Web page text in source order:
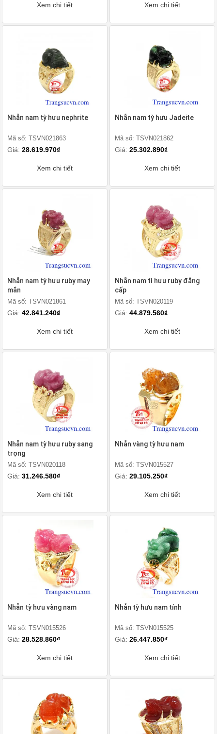
Xem chi tiết Xem chi tiết
Nhẫn nam tỳ hưu nephrite
Mã số: TSVN021863
Giá: 28.619.970₫
Xem chi tiết
Nhẫn nam tỳ hưu Jadeite
Mã số: TSVN021862
Giá: 25.302.890₫
Xem chi tiết
Nhẫn nam tỳ hưu ruby may
mắn
Mã số: TSVN021861
Giá: 42.841.240₫
Xem chi tiết
Nhẫn nam tì hưu ruby đẳng
cấp
Mã số: TSVN020119
Giá: 44.879.560₫
Xem chi tiết
Nhẫn nam tỳ hưu ruby sang
trọng
Mã số: TSVN020118
Giá: 31.246.580₫
Xem chi tiết
Nhẫn vàng tỳ hưu nam
Mã số: TSVN015527
Giá: 29.105.250₫
Xem chi tiết
Nhẫn tỳ hưu vàng nam
Mã số: TSVN015526
Giá: 28.528.860₫
Xem chi tiết
Nhẫn tỳ hưu nam tính
Mã số: TSVN015525
Giá: 26.447.850₫
Xem chi tiết